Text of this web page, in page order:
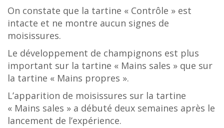
On constate que la tartine « Contrôle » est
intacte et ne montre aucun signes de
moisissures.
Le développement de champignons est plus
important sur la tartine « Mains sales » que sur
la tartine « Mains propres ».
L’apparition de moisissures sur la tartine
« Mains sales » a débuté deux semaines après le
lancement de l’expérience.